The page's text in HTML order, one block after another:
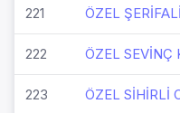
221 ÖZEL
222 ÖZEL SEVİNÇ
223 ÖZEL SİHİRLİ